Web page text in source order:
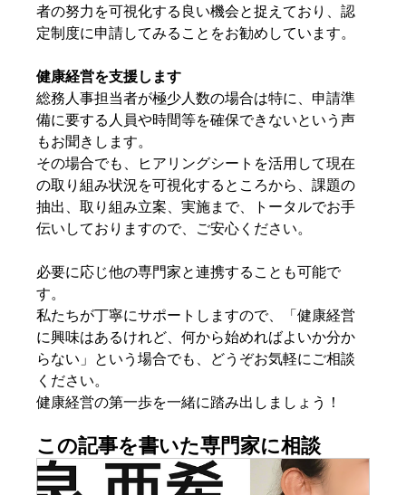
者の努力を可視化する良い機会と捉えており、認
定制度に申請してみることをお勧めしています。
健康経営を支援します
総務人事担当者が極少人数の場合は特に、申請準
備に要する人員や時間等を確保できないという声
もお聞きします。
その場合でも、ヒアリングシートを活用して現在
の取り組み状況を可視化するところから、課題の
抽出、取り組み立案、実施まで、トータルでお手
伝いしておりますので、ご安心ください。
必要に応じ他の専門家と連携することも可能で
す。
私たちが丁寧にサポートしますので、「健康経営
に興味はあるけれど、何から始めればよいか分か
らない」という場合でも、どうぞお気軽にご相談
ください。
健康経営の第一歩を一緒に踏み出しましょう！
この記事を書いた専門家に相談